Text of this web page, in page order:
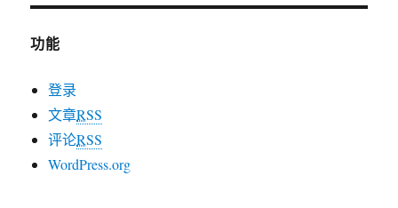
功能
登录
文章RSS
评论RSS
WordPress.org